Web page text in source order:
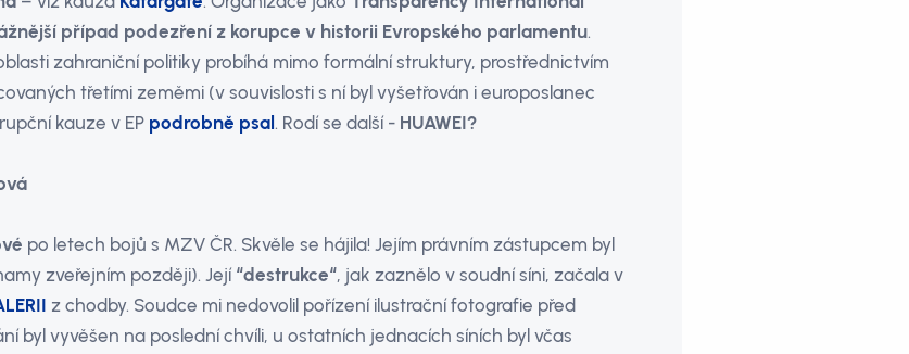
případ podezření z korupce v historii Evropského parlamentu.
zahraniční politiky probíhá mimo formální struktury, prostřednictvím
třetími zeměmi (v souvislosti s ní byl vyšetřován i europoslanec
kauze v EP podrobně psal . Rodí se další - HUAWEI?
po letech bojů s MZV ČR. Skvěle se hájila! Jejím právním zástupcem byl
zveřejním později). Její “destrukce“, jak zaznělo v soudní síni, začala v
z chodby. Soudce mi nedovolil pořízení ilustrační fotografie před
byl vyvěšen na poslední chvíli, u ostatních jednacích síních byl včas